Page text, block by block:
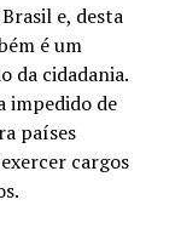
e, desta
é um
da cidadania.
impedido de
países
cargos